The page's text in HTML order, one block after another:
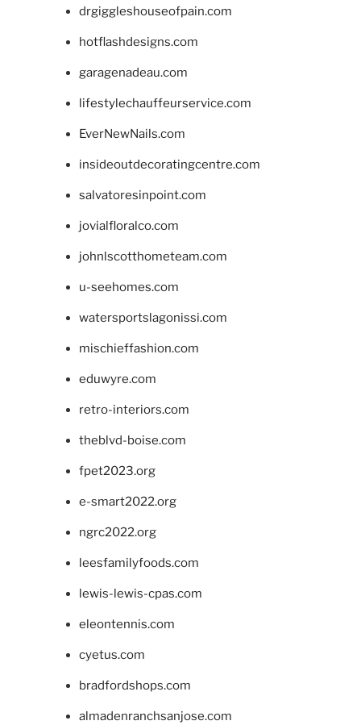
drgiggleshouseofpain.com
hotflashdesigns.com
garagenadeau.com
lifestylechauffeurservice.com
EverNewNails.com
insideoutdecoratingcentre.com
salvatoresinpoint.com
jovialfloralco.com
johnlscotthometeam.com
u-seehomes.com
watersportslagonissi.com
mischieffashion.com
eduwyre.com
retro-interiors.com
theblvd-boise.com
fpet2023.org
e-smart2022.org
ngrc2022.org
leesfamilyfoods.com
lewis-lewis-cpas.com
eleontennis.com
cyetus.com
bradfordshops.com
almadenranchsanjose.com